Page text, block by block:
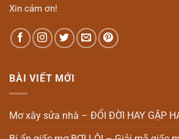
Xin cảm ơn!
BÀI VIẾT MỚI
Mơ xây sửa nhà – ĐỔI ĐỜI HAY GẶP